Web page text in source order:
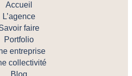
Accueil
L’agence
faire
Portfolio
entreprise
collectivité